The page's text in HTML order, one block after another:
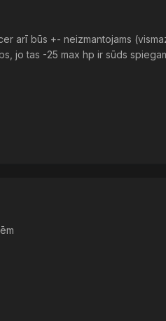
arī būs +- neizmantojams
jo tas -25 max hp ir sūds